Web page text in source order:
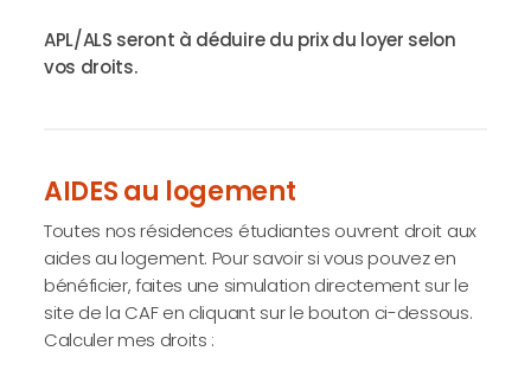
APL/ALS seront à déduire du prix du loyer selon
vos droits.
AIDES au logement
Toutes nos résidences étudiantes ouvrent droit aux
aides au logement. Pour savoir si vous pouvez en
bénéficier, faites une simulation directement sur le
site de la CAF en cliquant sur le bouton ci-dessous.
Calculer mes droits :